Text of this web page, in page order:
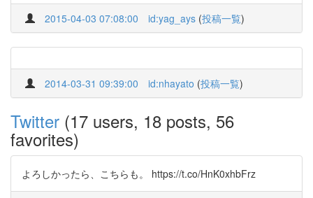
2015-04-03 07:08:00 id:yag_ays (投稿一覧)
2014-03-31 09:39:00 id:nhayato (投稿一覧)
Twitter (17 users, 18 posts, 56
favorites)
よろしかったら、こちらも。 https://t.co/HnK0xhbFrz